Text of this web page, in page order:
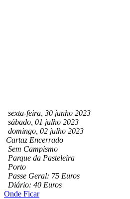
sexta-feira, 30 junho 2023
sábado, 01 julho 2023
domingo, 02 julho 2023
Cartaz Encerrado
Sem Campismo
Parque da Pasteleira
Porto
Passe Geral: 75 Euros
Diário: 40 Euros
Onde Ficar